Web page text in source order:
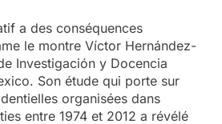
a des conséquences
le montre Víctor Hernández-
Investigación y Docencia
Son étude qui porte sur
organisées dans
entre 1974 et 2012 a révélé